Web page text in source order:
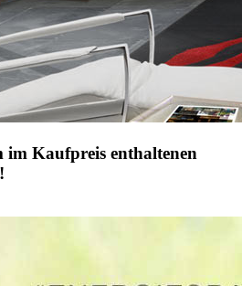
im Kaufpreis enthaltenen